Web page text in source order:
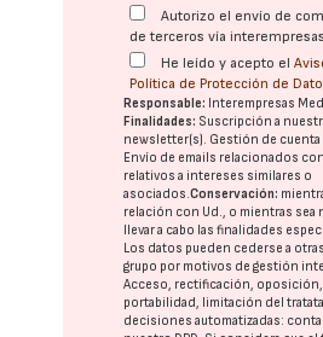
Autorizo el envío de
de terceros vía
He leído y acepto el
Política de Protección de
Responsable: Interempresas
Finalidades: Suscripción a
newsletter(s). Gestión de cuenta
Envío de emails relacionados
relativos a intereses similares o
asociados.Conservación:
relación con Ud., o mientras sea
llevar a cabo las finalidades
Los datos pueden cederse a otras
grupo por motivos de gestión
Acceso, rectificación,
portabilidad, limitación del
decisiones automatizadas: